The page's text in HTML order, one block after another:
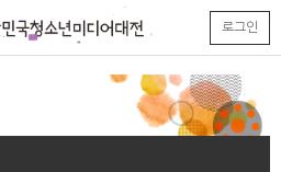
로그인